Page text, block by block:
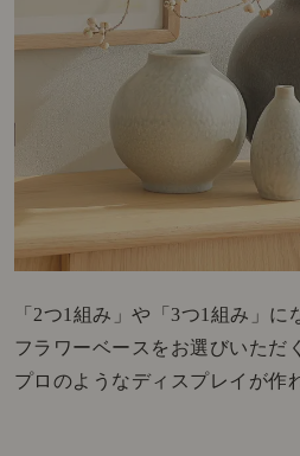
「2つ1組み」や「3つ1組み」に
フラワーベースをお選びいただ
プロのようなディスプレイが作